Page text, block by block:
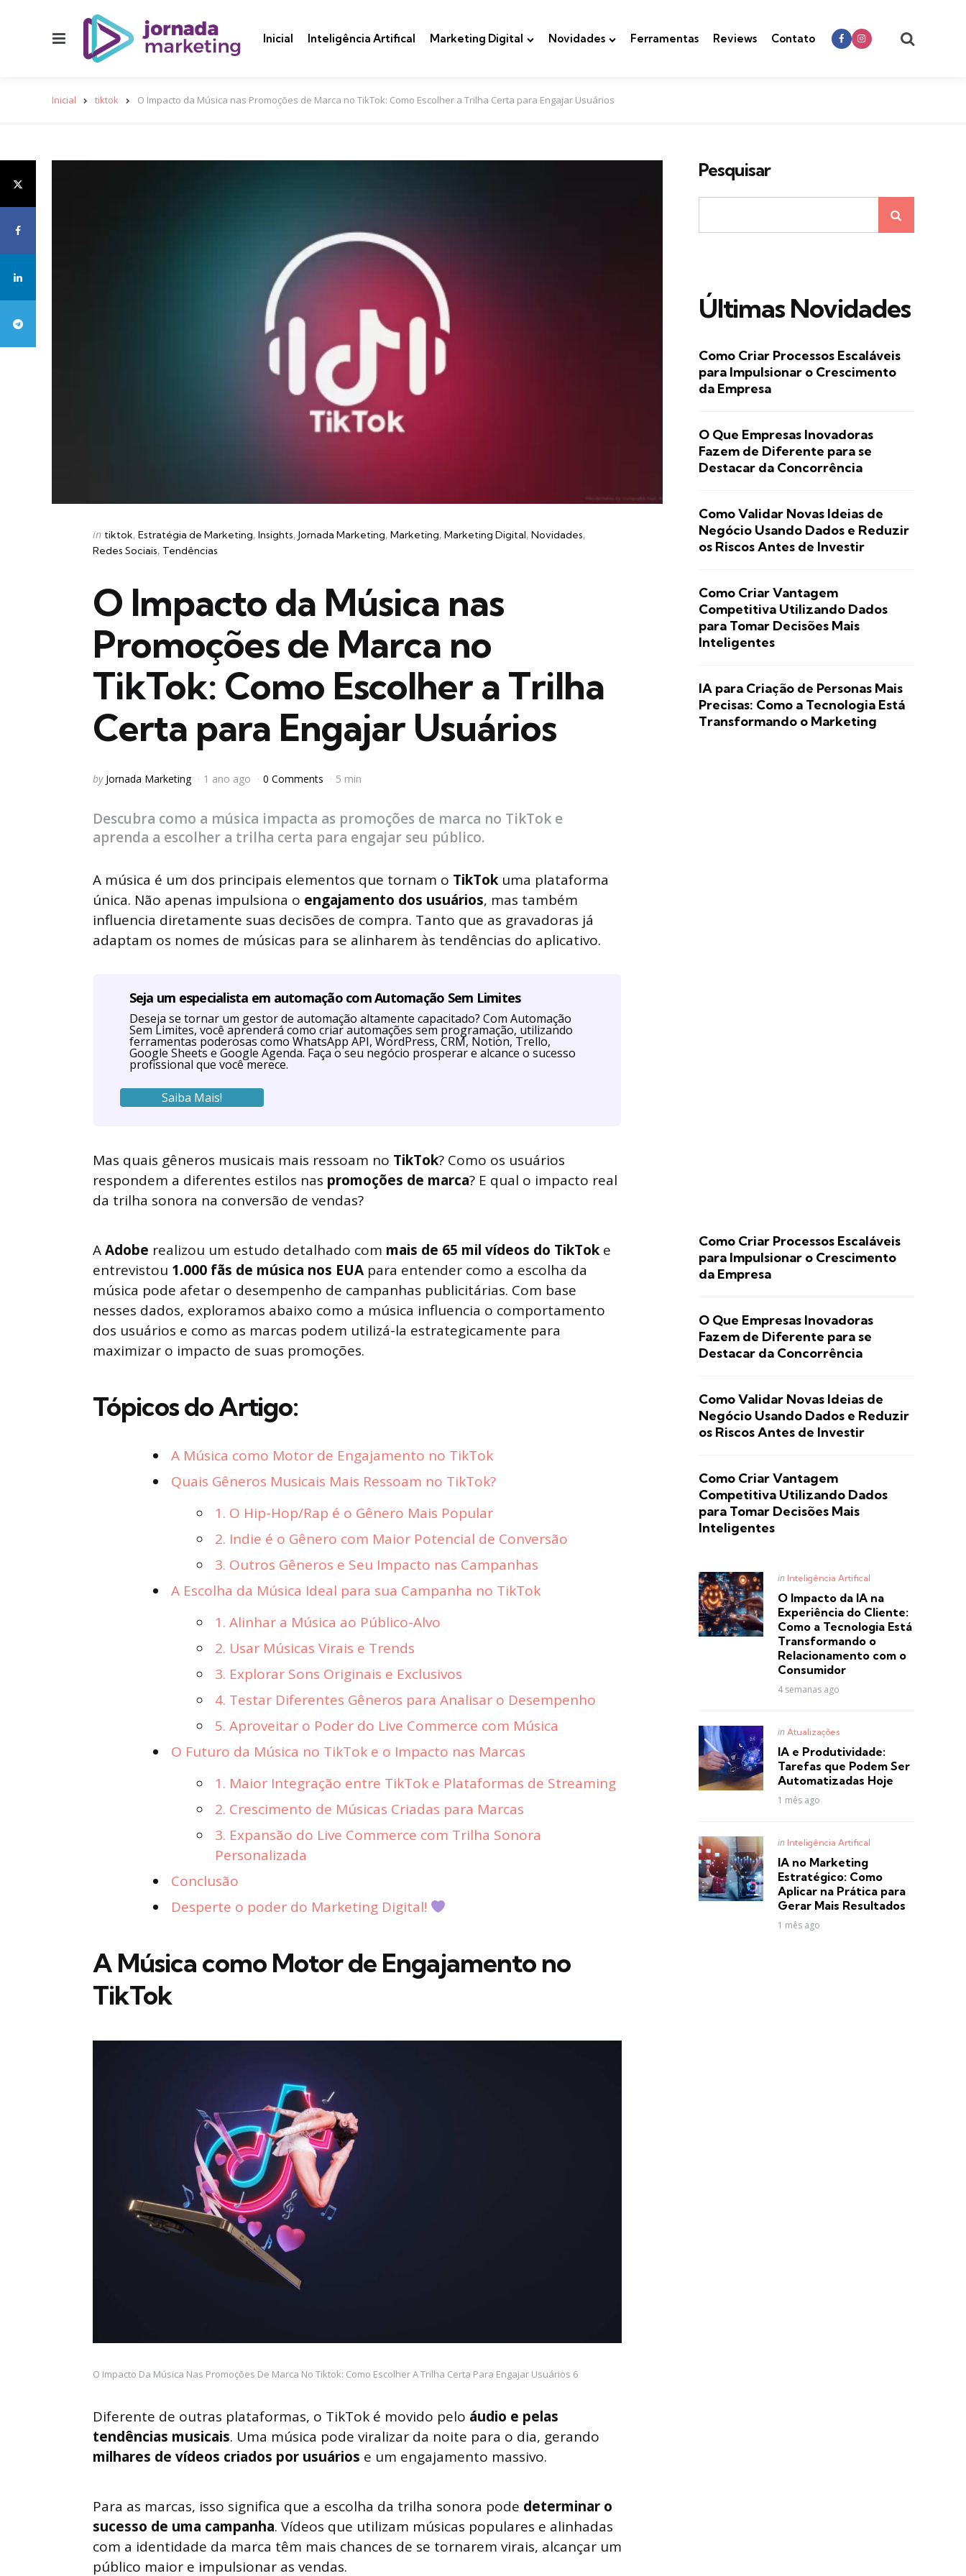
Inicial Inteligência Artifical Marketing Digital Novidades Ferramentas Reviews Contato
Inicial tiktok O Impacto da Música nas Promoções de Marca no TikTok: Como Escolher a Trilha Certa para Engajar Usuários
Categories
Posted
in
in tiktok Estratégia de Marketing Insights Jornada Marketing Marketing Marketing Digital Novidades
Redes Sociais Tendências
O Impacto da Música nas
Promoções de Marca no
TikTok: Como Escolher a Trilha
Certa para Engajar Usuários
Posted
by Jornada Marketing 1 ano ago 0 Comments 5 min
Descubra como a música impacta as promoções de marca no TikTok e
aprenda a escolher a trilha certa para engajar seu público.
A música é um dos principais elementos que tornam o TikTok uma plataforma
única. Não apenas impulsiona o engajamento dos usuários, mas também
influencia diretamente suas decisões de compra. Tanto que as gravadoras já
adaptam os nomes de músicas para se alinharem às tendências do aplicativo.
Seja um especialista em automação com Automação Sem Limites
Deseja se tornar um gestor de automação altamente capacitado? Com Automação
Sem Limites, você aprenderá como criar automações sem programação, utilizando
ferramentas poderosas como WhatsApp API, WordPress, CRM, Notion, Trello,
Google Sheets e Google Agenda. Faça o seu negócio prosperar e alcance o sucesso
profissional que você merece.
Saiba Mais!
Mas quais gêneros musicais mais ressoam no TikTok? Como os usuários
respondem a diferentes estilos nas promoções de marca? E qual o impacto real
da trilha sonora na conversão de vendas?
AAdobe realizou um estudo detalhado com mais de 65 mil vídeos do TikTok e
entrevistou 1.000 fãs de música nos EUA para entender como a escolha da
música pode afetar o desempenho de campanhas publicitárias. Com base
nesses dados, exploramos abaixo como a música influencia o comportamento
dos usuários e como as marcas podem utilizá-la estrategicamente para
maximizar o impacto de suas promoções.
Tópicos do Artigo:
A Música como Motor de Engajamento no TikTok
Quais Gêneros Musicais Mais Ressoam no TikTok?
1. O Hip-Hop/Rap é o Gênero Mais Popular
2. Indie é o Gênero com Maior Potencial de Conversão
3. Outros Gêneros e Seu Impacto nas Campanhas
A Escolha da Música Ideal para sua Campanha no TikTok
1. Alinhar a Música ao Público-Alvo
2. Usar Músicas Virais e Trends
3. Explorar Sons Originais e Exclusivos
4. Testar Diferentes Gêneros para Analisar o Desempenho
5. Aproveitar o Poder do Live Commerce com Música
O Futuro da Música no TikTok e o Impacto nas Marcas
1. Maior Integração entre TikTok e Plataformas de Streaming
2. Crescimento de Músicas Criadas para Marcas
3. Expansão do Live Commerce com Trilha Sonora
Personalizada
Conclusão
Desperte o poder do Marketing Digital!
A Música como Motor de Engajamento no
TikTok
O Impacto Da Música Nas Promoções De Marca No Tiktok: Como Escolher A Trilha Certa Para Engajar Usuários 6
Diferente de outras plataformas, o TikTok é movido pelo áudio e pelas
tendências musicais. Uma música pode viralizar da noite para o dia, gerando
milhares de vídeos criados por usuários e um engajamento massivo.
Para as marcas, isso significa que a escolha da trilha sonora pode determinar o
sucesso de uma campanha. Vídeos que utilizam músicas populares e alinhadas
com a identidade da marca têm mais chances de se tornarem virais, alcançar um
público maior e impulsionar as vendas.
Pesquisar
Últimas Novidades
Como Criar Processos Escaláveis
para Impulsionar o Crescimento
da Empresa
O Que Empresas Inovadoras
Fazem de Diferente para se
Destacar da Concorrência
Como Validar Novas Ideias de
Negócio Usando Dados e Reduzir
os Riscos Antes de Investir
Como Criar Vantagem
Competitiva Utilizando Dados
para Tomar Decisões Mais
Inteligentes
IA para Criação de Personas Mais
Precisas: Como a Tecnologia Está
Transformando o Marketing
Como Criar Processos Escaláveis
para Impulsionar o Crescimento
da Empresa
O Que Empresas Inovadoras
Fazem de Diferente para se
Destacar da Concorrência
Como Validar Novas Ideias de
Negócio Usando Dados e Reduzir
os Riscos Antes de Investir
Como Criar Vantagem
Competitiva Utilizando Dados
para Tomar Decisões Mais
Inteligentes
Posted
in Inteligência Artifical
O Impacto da IA na
Experiência do Cliente:
Como a Tecnologia Está
Transformando o
Relacionamento com o
Consumidor
4 semanas ago
Posted
in Atualizações
IA e Produtividade:
Tarefas que Podem Ser
Automatizadas Hoje
1 mês ago
Posted
in Inteligência Artifical
IA no Marketing
Estratégico: Como
Aplicar na Prática para
Gerar Mais Resultados
1 mês ago